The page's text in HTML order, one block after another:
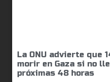
La ONU advierte que
morir en Gaza si no
próximas 48 horas